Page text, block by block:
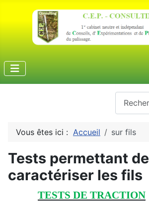
Vous êtes ici : Accueil sur fils
Tests permettant de
caractériser les fils
TESTS DE TRACTION